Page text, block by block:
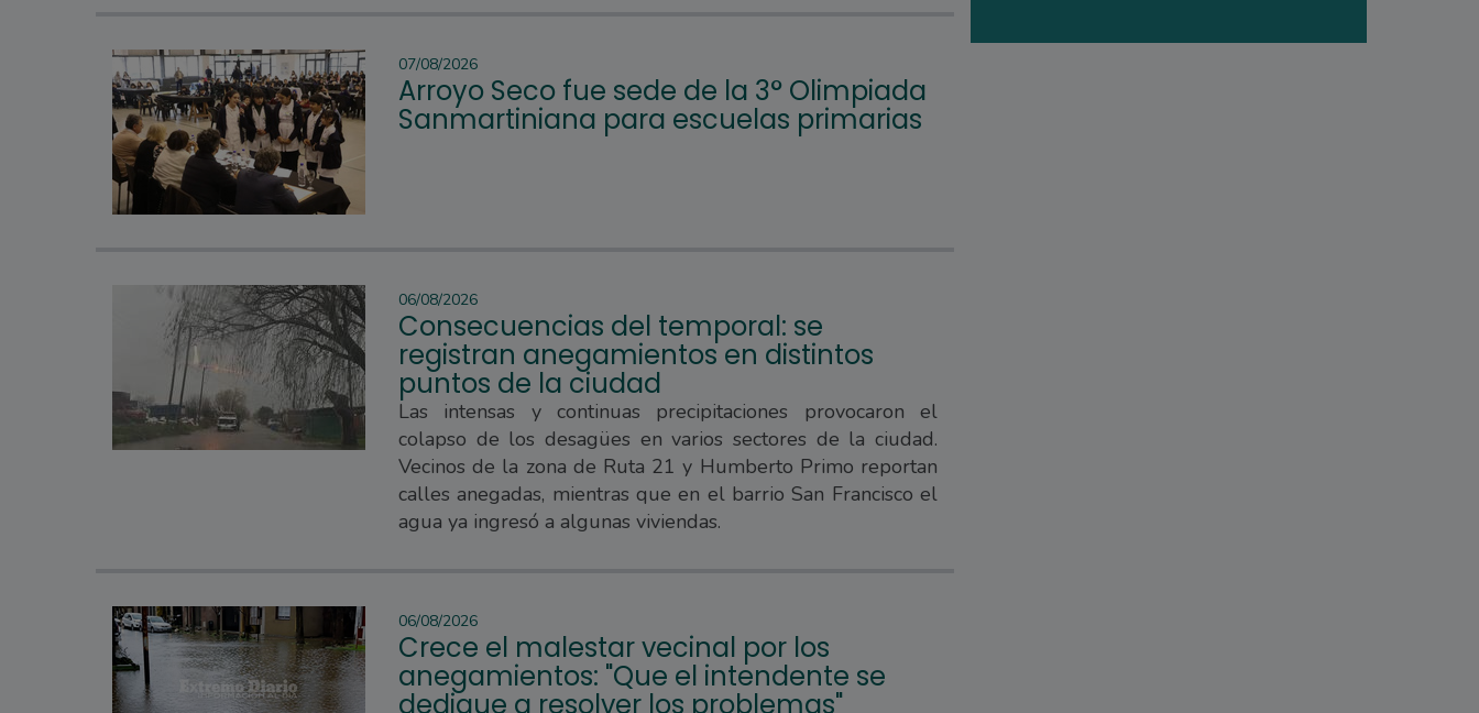
07/08/2026
Arroyo Seco fue sede de la 3° Olimpiada
Sanmartiniana para escuelas primarias
06/08/2026
Consecuencias del temporal: se
registran anegamientos en distintos
puntos de la ciudad
Las intensas y continuas precipitaciones provocaron el
colapso de los desagües en varios sectores de la ciudad.
Vecinos de la zona de Ruta 21 y Humberto Primo reportan
calles anegadas, mientras que en el barrio San Francisco el
agua ya ingresó a algunas viviendas.
06/08/2026
Crece el malestar vecinal por los
anegamientos: "Que el intendente se
dedique a resolver los problemas"